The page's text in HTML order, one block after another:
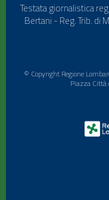
Testata giornalistica
Bertani - Reg. Trib. di
© Copyright Regione
Piazza